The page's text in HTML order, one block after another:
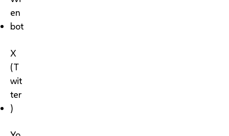
en
bot
X
(T
wit
ter
)